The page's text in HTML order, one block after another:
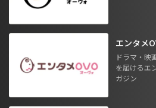
エンタメ
ドラマ・映
を届けるエ
ガジン